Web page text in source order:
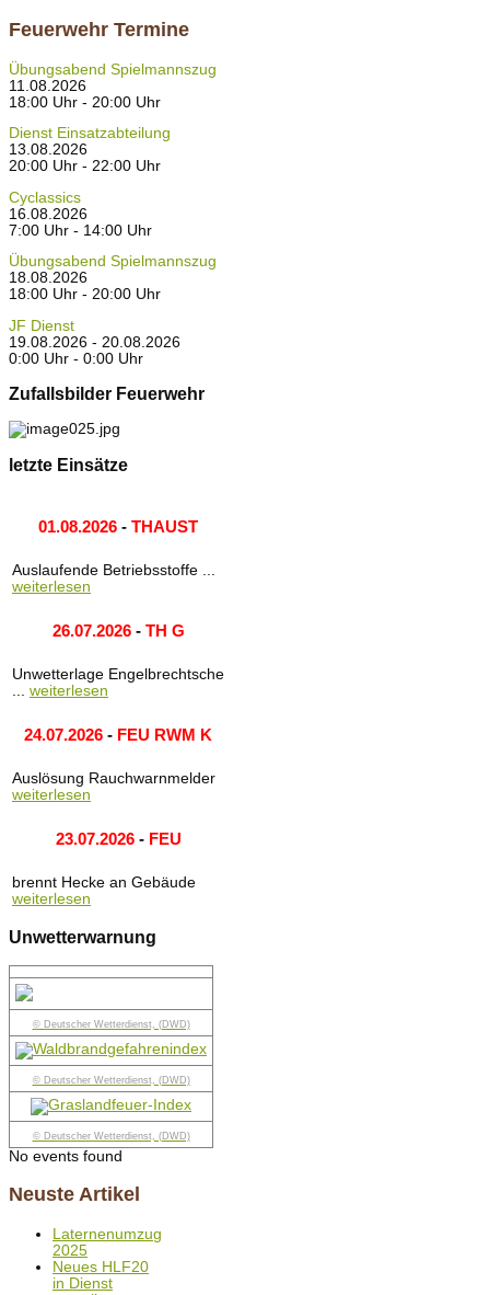
Feuerwehr Termine
Übungsabend Spielmannszug
11.08.2026
18:00 Uhr - 20:00 Uhr
Dienst Einsatzabteilung
13.08.2026
20:00 Uhr - 22:00 Uhr
Cyclassics
16.08.2026
7:00 Uhr - 14:00 Uhr
Übungsabend Spielmannszug
18.08.2026
18:00 Uhr - 20:00 Uhr
JF Dienst
19.08.2026 - 20.08.2026
0:00 Uhr - 0:00 Uhr
Zufallsbilder Feuerwehr
letzte Einsätze
01.08.2026 - THAUST
Auslaufende Betriebsstoffe ...
weiterlesen
26.07.2026- TH G
Unwetterlage Engelbrechtsche
... weiterlesen
24.07.2026 - FEU RWM K
Auslösung Rauchwarnmelder
weiterlesen
23.07.2026- FEU
brennt Hecke an Gebäude
weiterlesen
Unwetterwarnung
© Deutscher Wetterdienst, (DWD)
© Deutscher Wetterdienst, (DWD)
© Deutscher Wetterdienst, (DWD)
No events found
Neuste Artikel
Laternenumzug
2025
Neues HLF20
in Dienst